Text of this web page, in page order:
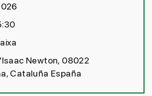
Newton, 08022
Cataluña España